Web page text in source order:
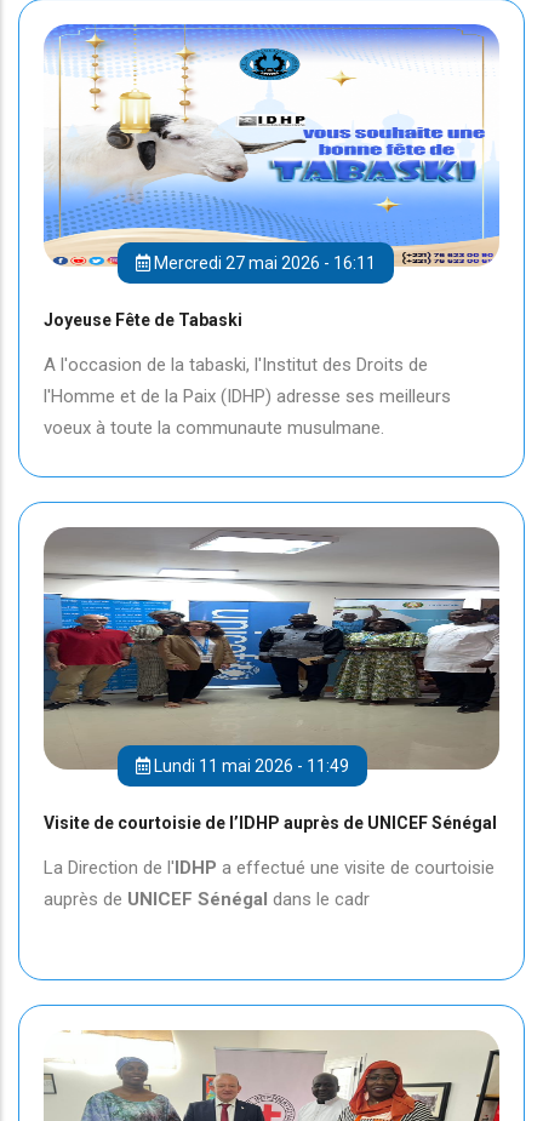
Mercredi 27 mai 2026 - 16:11
Joyeuse Fête de Tabaski
A l'occasion de la tabaski, l'Institut des Droits de
l'Homme et de la Paix (IDHP) adresse ses meilleurs
voeux à toute la communaute musulmane.
Lundi 11 mai 2026 - 11:49
Visite de courtoisie de l’IDHP auprès de UNICEF Sénégal
La Direction de l'IDHP a effectué une visite de courtoisie
auprès de UNICEF Sénégal dans le cadr